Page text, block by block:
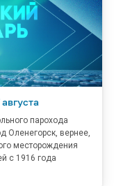
парохода
Оленегорск, вернее,
месторождения
с 1916 года